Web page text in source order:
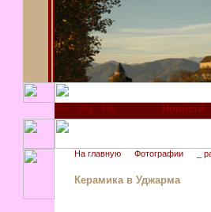
Новости
На главную Фотографии _
Керамика в Уджарма